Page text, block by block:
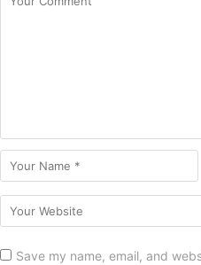
Save my name, email, and